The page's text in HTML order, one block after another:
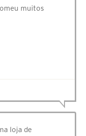
muitos
loja de